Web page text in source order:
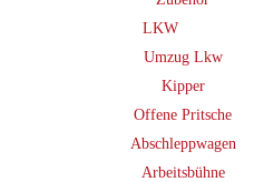
LKW
Umzug Lkw
Kipper
Offene Pritsche
Abschleppwagen
Arbeitsbühne